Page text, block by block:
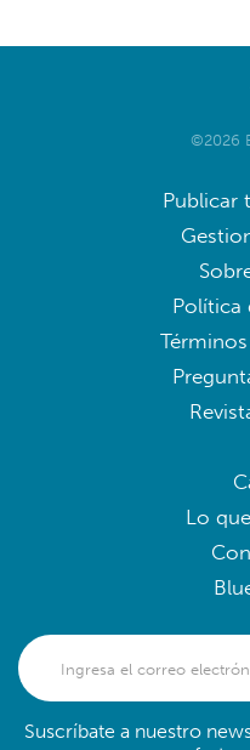
©2026
Publicar
Política
Lo
Suscríbate a nuestro